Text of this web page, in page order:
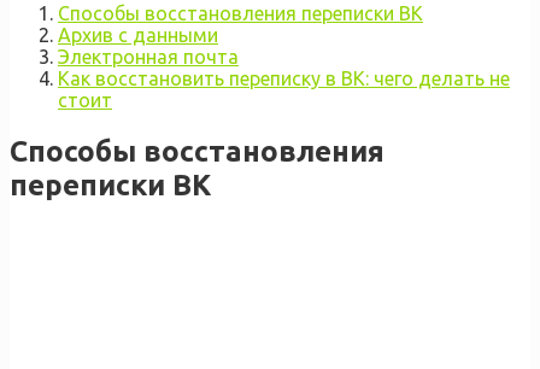
Способы восстановления переписки ВК
Архив с данными
Электронная почта
Как восстановить переписку в ВК: чего делать не
стоит
Способы восстановления
переписки ВК